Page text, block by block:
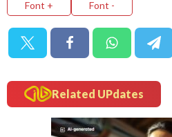
Font + Font -
Related UPdates